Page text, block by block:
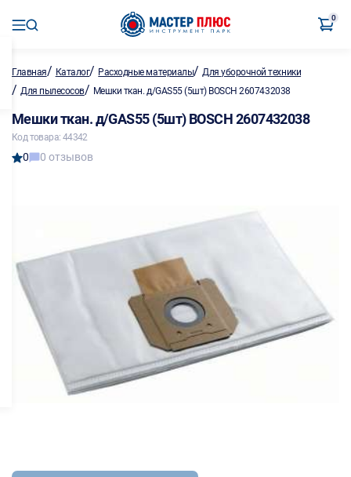
0
Главная/ Каталог/ Расходные материалы/Для уборочной техники
/ Для пылесосов/ Мешки ткан. д/GAS55 (5шт) BOSCH 2607432038
Мешки ткан. д/GAS55 (5шт) BOSCH 2607432038
Код товара: 44342
0 0 отзывов